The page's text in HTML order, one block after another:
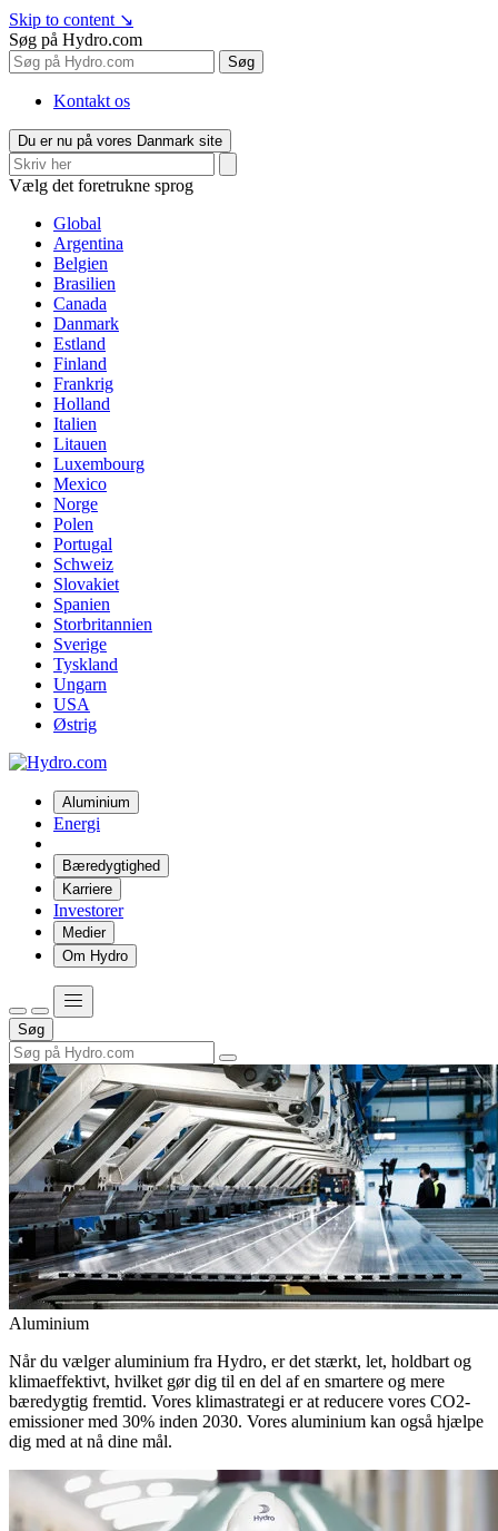
Skip to content ↘
Søg på Hydro.com
Søg
Kontakt os
Du er nu på vores Danmark site
Vælg det foretrukne sprog
Global
Argentina
Belgien
Brasilien
Canada
Danmark
Estland
Finland
Frankrig
Holland
Italien
Litauen
Luxembourg
Mexico
Norge
Polen
Portugal
Schweiz
Slovakiet
Spanien
Storbritannien
Sverige
Tyskland
Ungarn
USA
Østrig
Aluminium
Energi
Bæredygtighed
Karriere
Investorer
Medier
Om Hydro
Søg
Aluminium
Når du vælger aluminium fra Hydro, er det stærkt, let, holdbart og
klimaeffektivt, hvilket gør dig til en del af en smartere og mere
bæredygtig fremtid. Vores klimastrategi er at reducere vores CO2-
emissioner med 30% inden 2030. Vores aluminium kan også hjælpe
dig med at nå dine mål.